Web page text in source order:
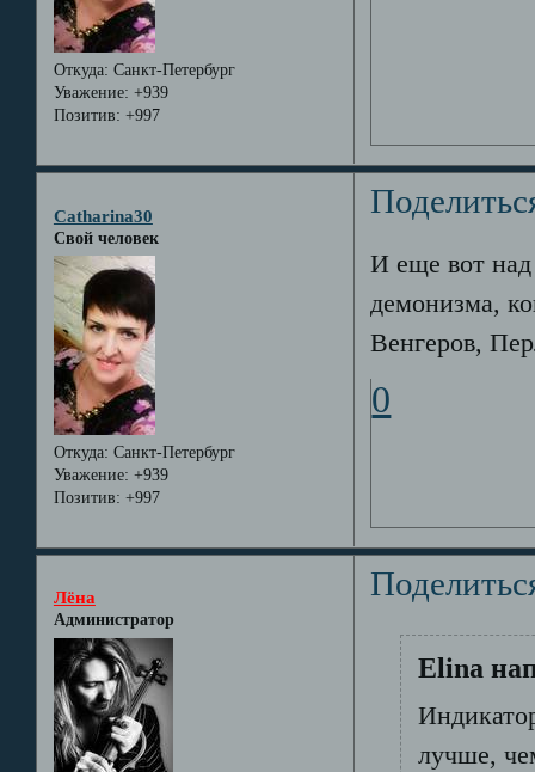
Откуда: Санкт-Петербург
Уважение: +939
Позитив: +997
Catharina30
Свой человек
Откуда: Санкт-Петербург
Уважение: +939
Позитив: +997
И еще вот
демонизма,
Венгеров,
0
Лёна
Администратор
Elina
лучше,